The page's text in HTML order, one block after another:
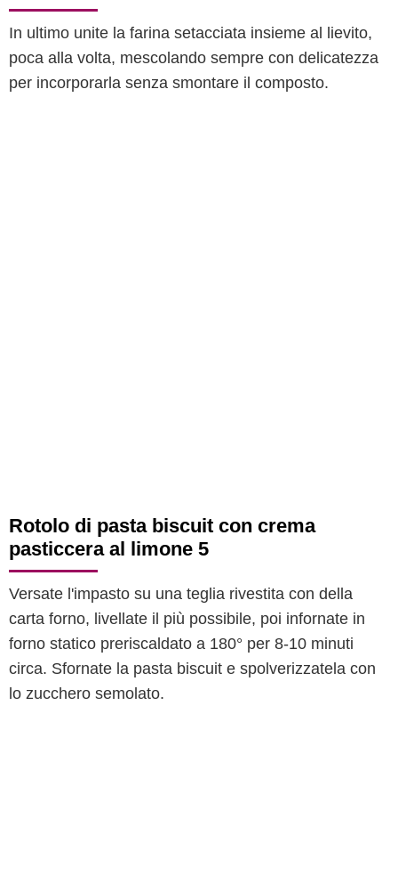
In ultimo unite la farina setacciata insieme al lievito,
poca alla volta, mescolando sempre con delicatezza
per incorporarla senza smontare il composto.
Rotolo di pasta biscuit con crema
pasticcera al limone 5
Versate l'impasto su una teglia rivestita con della
carta forno, livellate il più possibile, poi infornate in
forno statico preriscaldato a 180° per 8-10 minuti
circa. Sfornate la pasta biscuit e spolverizzatela con
lo zucchero semolato.